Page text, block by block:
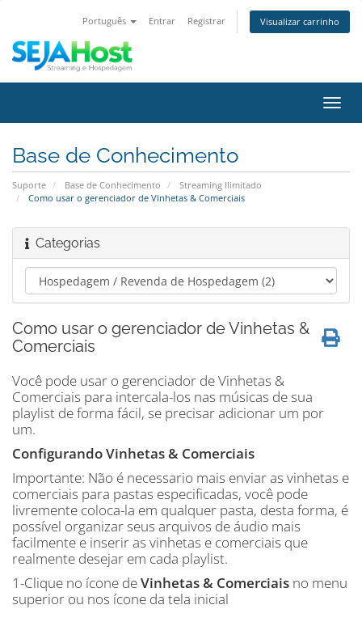
Português Entrar Registrar Visualizar carrinho
Base de Conhecimento
Suporte Base de Conhecimento
Streaming Ilimitado
Como usar o gerenciador de Vinhetas & Comerciais
Categorias
Como usar o gerenciador de Vinhetas &
Comerciais
Você pode usar o gerenciador de Vinhetas &
Comerciais para intercala-los nas músicas de sua
playlist de forma fácil, se precisar adicionar um por
um.
Configurando Vinhetas & Comerciais
Importante: Não é necessario mais enviar as vinhetas e
comerciais para pastas especificadas, você pode
livremente coloca-la em qualquer pasta, desta forma, é
possível organizar seus arquivos de áudio mais
facilmente e inserir as vinhetas e comerciais que
realmente desejar em cada playlist.
1-Clique no ícone deVinhetas & Comerciais no menu
superior ou nos ícone da tela inicial